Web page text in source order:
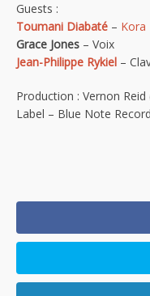
Guests :
Toumani Diabaté – Kora
Grace Jones – Voix
Jean-Philippe Rykiel –
Production : Vernon Reid
Label – Blue Note